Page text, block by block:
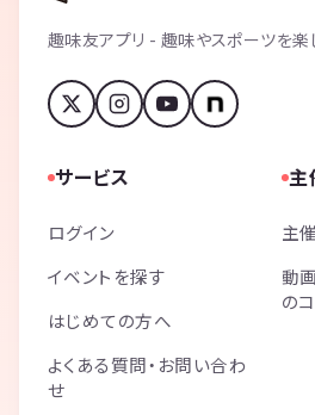
趣味友アプリ - 趣味やスポーツを楽
サービス
ログイン
イベントを探す
はじめての方へ
よくある質問・お問い合わ
せ
主
主
動
の